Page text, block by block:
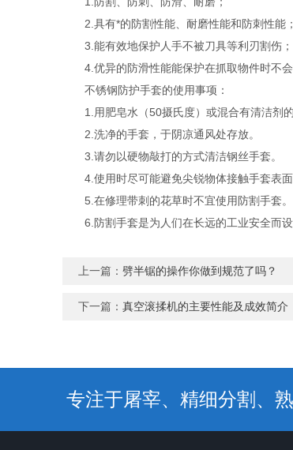
2.具有*的防割性能、耐磨性能和防刺性能；
3.能有效地保护人手不被刀具等利刃割伤；
4.优异的防滑性能能保护在抓取物件时不会
不锈钢防护手套的使用事项：
1.用肥皂水（50摄氏度）或混合有清洁剂的
2.洗净的手套，于阴凉通风处存放。
3.请勿以硬物敲打的方式清洁钢丝手套。
4.使用时尽可能避免尖锐物体接触手套表面
5.在修理带刺的花草时不宜使用防割手套。
6.防割手套是为人们在长远的工业安全而设
上一篇：劈半锯的操作你做到规范了吗？
下一篇：真空滚揉机的主要性能及成效简介
专注于屠宰、精细分割、